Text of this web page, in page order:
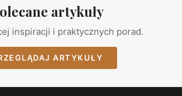
artykuły
inspiracji i praktycznych porad.
ARTYKUŁY